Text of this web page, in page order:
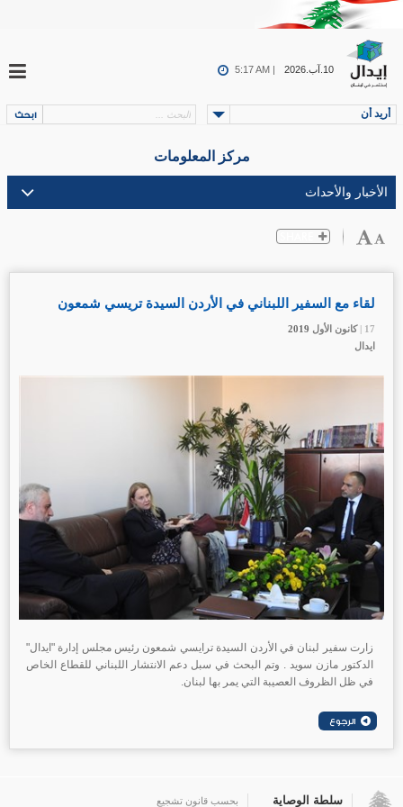
10.آب.2026 5:17 AM |
أريد أن
مركز المعلومات
17 | كانون الأول
لقاء مع السفير اللبناني في الأردن السيدة تريسي شمعون
17 | كانون الأول
ايدال
17 | كانون الأول
زارت سفير لبنان في الأردن السيدة ترايسي شمعون رئيس مجلس إدارة "ايدال"
الدكتور مازن سويد . وتم البحث في سبل دعم الانتشار اللبناني للقطاع الخاص
في ظل الظروف العصيبة التي يمر بها لبنان.
سلطة الوصاية بحسب قانون تشجيع